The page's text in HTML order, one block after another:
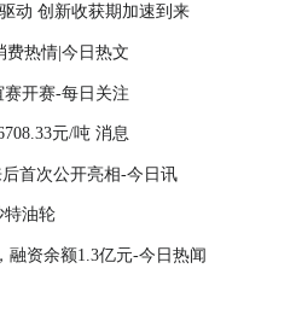
动 创新收获期加速到来
费热情|今日热文
开赛-每日关注
元/吨 消息
首次公开亮相-今日讯
特油轮
融资余额1.3亿元-今日热闻